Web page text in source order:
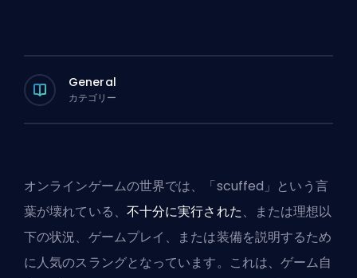
General
カテゴリー
オンラインゲームの世界では、「scuffed」という言
葉が壊れている、 不十分に実行された、または理想以
下の状況、ゲームプレイ、または装備を説明するため
に人気のスラングとなっています。これは、ゲーム自